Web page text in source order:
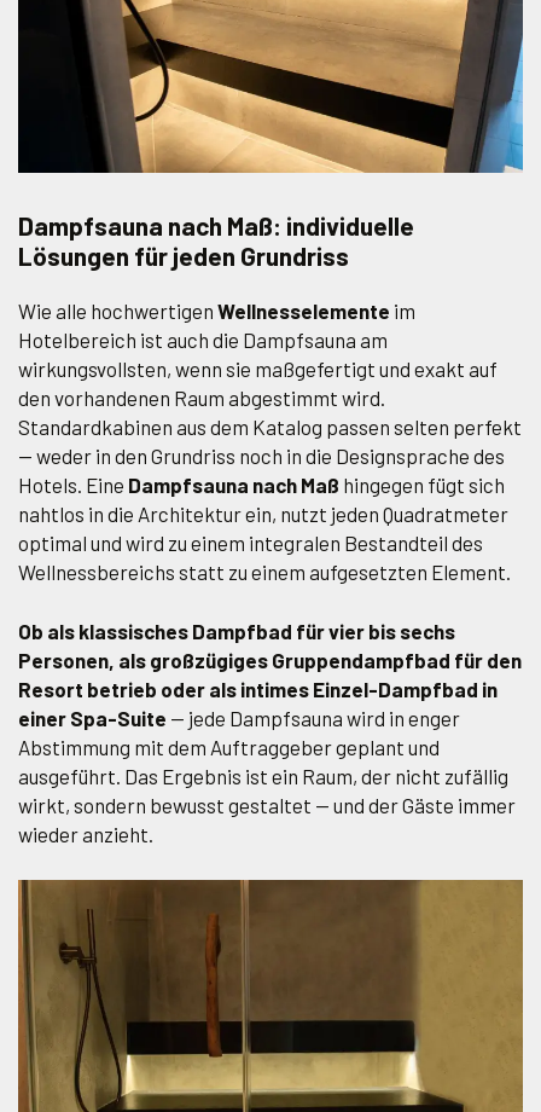
Dampfsauna nach Maß: individuelle
Lösungen für jeden Grundriss
Wie alle hochwertigen Wellnesselemente im
Hotelbereich ist auch die Dampfsauna am
wirkungsvollsten, wenn sie maßgefertigt und exakt auf
den vorhandenen Raum abgestimmt wird.
Standardkabinen aus dem Katalog passen selten perfekt
— weder in den Grundriss noch in die Designsprache des
Hotels. Eine Dampfsauna nach Maß hingegen fügt sich
nahtlos in die Architektur ein, nutzt jeden Quadratmeter
optimal und wird zu einem integralen Bestandteil des
Wellnessbereichs statt zu einem aufgesetzten Element.
Ob als klassisches Dampfbad für vier bis sechs
Personen, als großzügiges Gruppendampfbad für den
Resort betrieb oder als intimes Einzel-Dampfbad in
einer Spa-Suite — jede Dampfsauna wird in enger
Abstimmung mit dem Auftraggeber geplant und
ausgeführt. Das Ergebnis ist ein Raum, der nicht zufällig
wirkt, sondern bewusst gestaltet — und der Gäste immer
wieder anzieht.